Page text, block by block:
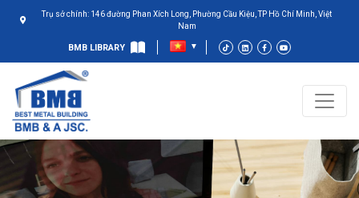
Trụ sở chính: 146 đường Phan Xích Long, Phường Cầu Kiệu, TP Hồ Chí Minh, Việt
Nam
BMB LIBRARY